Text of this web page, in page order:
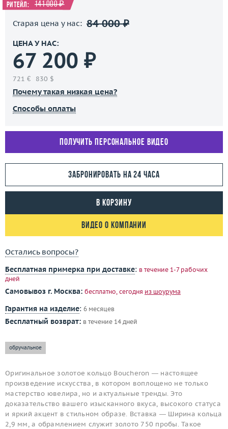
Ритейл: 141 000 ₽
Старая цена у нас: 84 000 ₽
ЦЕНА У НАС:
67 200 ₽
721 € 830 $
Почему такая низкая цена?
Способы оплаты
Получить персональное видео
Забронировать на 24 часа
В корзину
Видео о компании
Остались вопросы?
Бесплатная примерка при доставке: в течение 1-7 рабочих
дней
Самовывоз г. Москва: бесплатно, сегодня из шоурума
Гарантия на изделие: 6 месяцев
Бесплатный возврат: в течение 14 дней
обручальное
Оригинальное золотое кольцо Boucheron — настоящее
произведение искусства, в котором воплощено не только
мастерство ювелира, но и актуальные тренды. Это
доказательство вашего изысканного вкуса, высокого статуса
и яркий акцент в стильном образе. Вставка — Ширина кольца
2,9 мм, а обрамлением служит золото 750 пробы. Такое